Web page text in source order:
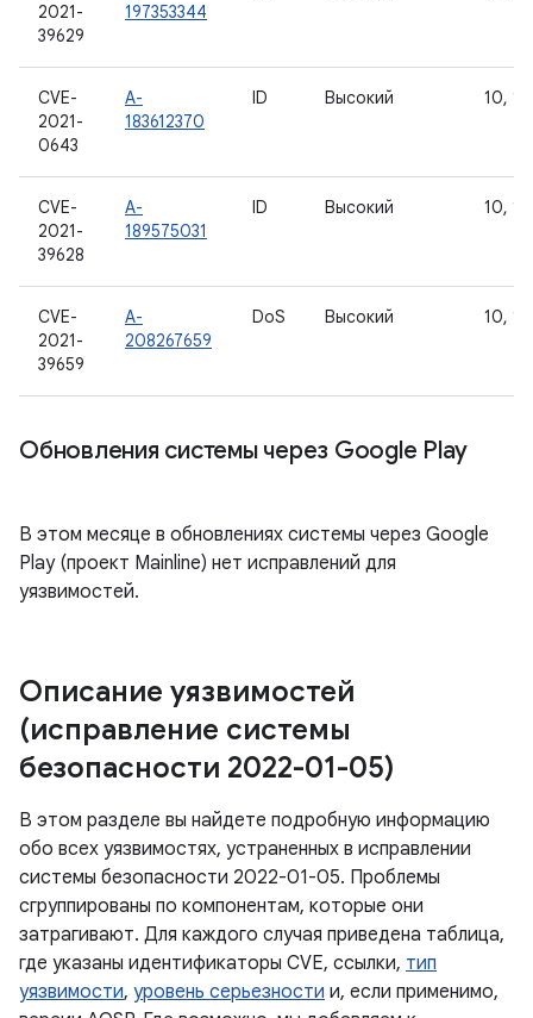
2021-
39629
197353344
CVE-
2021-
0643
A-
183612370
ID Высокий 10,
CVE-
2021-
39628
A-
189575031
ID Высокий 10, 11
CVE-
2021-
39659
A-
208267659
DoS Высокий 10,
Обновления системы через Google Play
В этом месяце в обновлениях системы через Google
Play (проект Mainline) нет исправлений для
уязвимостей.
Описание уязвимостей
(исправление системы
безопасности 2022-01-05)
В этом разделе вы найдете подробную информацию
обо всех уязвимостях, устраненных в исправлении
системы безопасности 2022-01-05. Проблемы
сгруппированы по компонентам, которые они
затрагивают. Для каждого случая приведена таблица,
где указаны идентификаторы CVE, ссылки, тип
уязвимости, уровень серьезности и, если применимо,